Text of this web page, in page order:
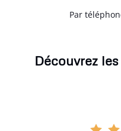
Par
Découvrez